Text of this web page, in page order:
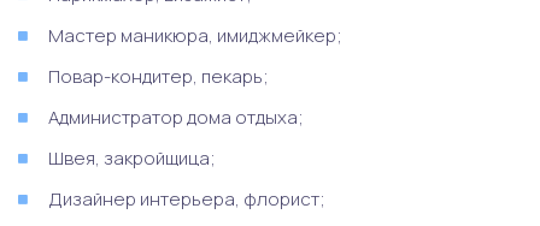
Мастер маникюра, имиджмейкер;
Повар-кондитер, пекарь;
Администратор дома отдыха;
Швея, закройщица;
Дизайнер интерьера, флорист;